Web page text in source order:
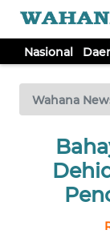
Nasional
Wahana
TV
Tutup
NASIONAL
DAERAH